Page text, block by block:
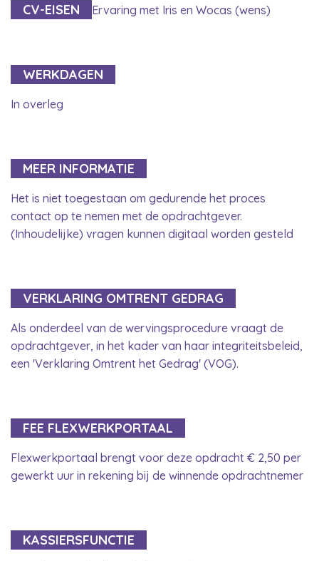
CV-EISEN Ervaring met Iris en Wocas (wens)
WERKDAGEN
In overleg
MEER INFORMATIE
Het is niet toegestaan om gedurende het proces
contact op te nemen met de opdrachtgever.
(Inhoudelijke) vragen kunnen digitaal worden gesteld
VERKLARING OMTRENT GEDRAG
Als onderdeel van de wervingsprocedure vraagt de
opdrachtgever, in het kader van haar integriteitsbeleid,
een 'Verklaring Omtrent het Gedrag' (VOG).
FEE FLEXWERKPORTAAL
Flexwerkportaal brengt voor deze opdracht € 2,50 per
gewerkt uur in rekening bij de winnende opdrachtnemer
KASSIERSFUNCTIE